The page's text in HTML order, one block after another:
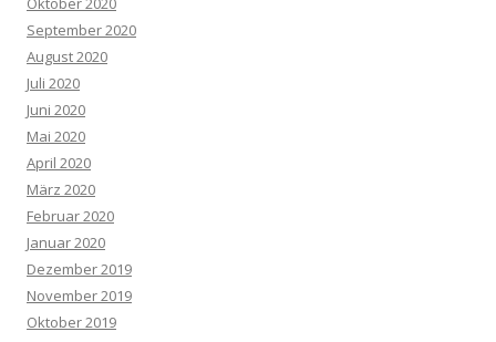
September 2020
August 2020
Juli 2020
Juni 2020
Mai 2020
April 2020
März 2020
Februar 2020
Januar 2020
Dezember 2019
November 2019
Oktober 2019